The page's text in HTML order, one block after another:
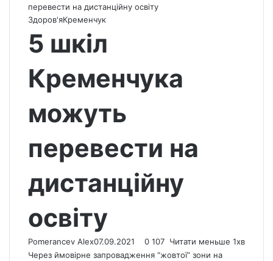
перевести на дистанційну освіту
Здоров'яКременчук
5 шкіл
Кременчука
можуть
перевести на
дистанційну
освіту
Pomerancev Alex07.09.2021 0 107 Читати меньше 1хв
Через ймовірне запровадження “жовтої” зони на